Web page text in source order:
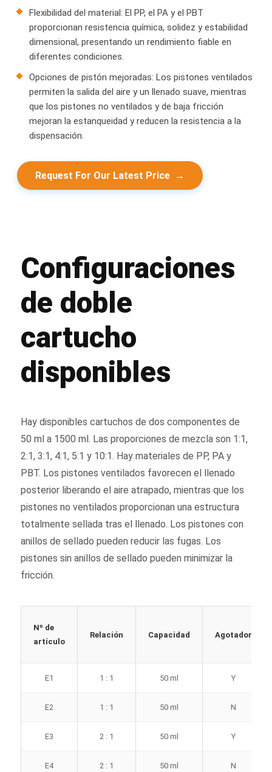
Flexibilidad del material: El PP, el PA y el PBT
proporcionan resistencia química, solidez y estabilidad
dimensional, presentando un rendimiento fiable en
diferentes condiciones.
Opciones de pistón mejoradas: Los pistones ventilados
permiten la salida del aire y un llenado suave, mientras
que los pistones no ventilados y de baja fricción
mejoran la estanqueidad y reducen la resistencia a la
dispensación.
Request For Our Latest Price →
Configuraciones
de doble
cartucho
disponibles
Hay disponibles cartuchos de dos componentes de
50 ml a 1500 ml. Las proporciones de mezcla son 1:1,
2:1, 3:1, 4:1, 5:1 y 10:1. Hay materiales de PP, PA y
PBT. Los pistones ventilados favorecen el llenado
posterior liberando el aire atrapado, mientras que los
pistones no ventilados proporcionan una estructura
totalmente sellada tras el llenado. Los pistones con
anillos de sellado pueden reducir las fugas. Los
pistones sin anillos de sellado pueden minimizar la
fricción.
Nº de
artículo
Relación Capacidad Agotador
E1 1 : 1 50 ml Y
E2 1 : 1 50 ml N
E3 2 : 1 50 ml Y
E4 2 : 1 50 ml N